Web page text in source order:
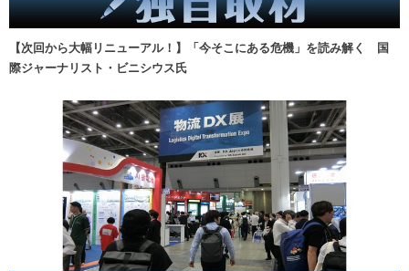
【次回から大幅リニューアル！】「今そこにある危機」を読み解く 国
際ジャーナリスト・ビニシウス氏